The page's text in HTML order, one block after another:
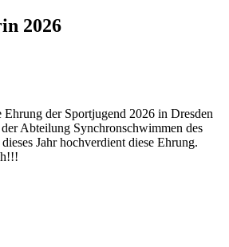
2026
der Sportjugend 2026 in Dresden
Abteilung Synchronschwimmen des
Jahr hochverdient diese Ehrung.